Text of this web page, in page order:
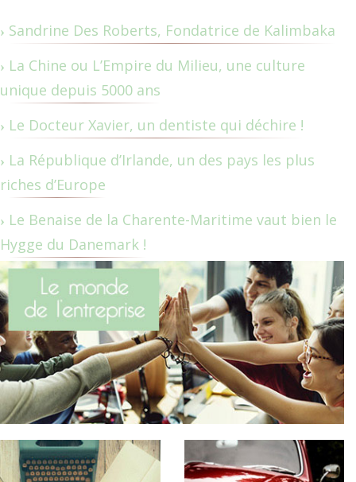
Sandrine Des Roberts, Fondatrice de Kalimbaka
La Chine ou L’Empire du Milieu, une culture
unique depuis 5000 ans
Le Docteur Xavier, un dentiste qui déchire !
La République d’Irlande, un des pays les plus
riches d’Europe
Le Benaise de la Charente-Maritime vaut bien le
Hygge du Danemark !